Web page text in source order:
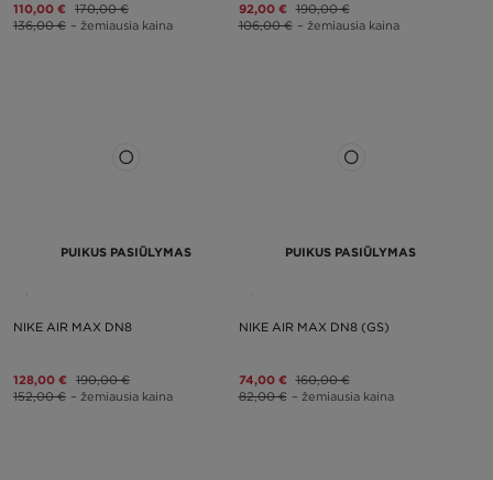
110,00 € 170,00 €
136,00 € – žemiausia kaina
92,00 € 190,00 €
106,00 € – žemiausia kaina
PUIKUS PASIŪLYMAS
NIKE AIR MAX DN8
128,00 € 190,00 €
152,00 € – žemiausia kaina
PUIKUS PASIŪLYMAS
NIKE AIR MAX DN8 (GS)
74,00 € 160,00 €
82,00 € – žemiausia kaina